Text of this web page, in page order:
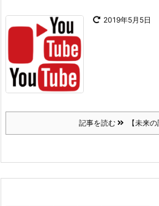
2019年5月5日
記事を読む 【未来